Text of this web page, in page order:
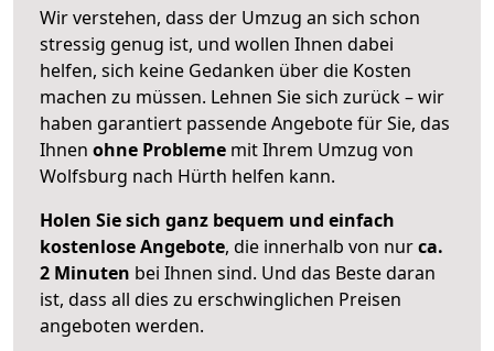
Wir verstehen, dass der Umzug an sich schon
stressig genug ist, und wollen Ihnen dabei
helfen, sich keine Gedanken über die Kosten
machen zu müssen. Lehnen Sie sich zurück – wir
haben garantiert passende Angebote für Sie, das
Ihnen ohne Probleme mit Ihrem Umzug von
Wolfsburg nach Hürth helfen kann.
Holen Sie sich ganz bequem und einfach
kostenlose Angebote, die innerhalb von nurca.
2 Minuten bei Ihnen sind. Und das Beste daran
ist, dass all dies zu erschwinglichen Preisen
angeboten werden.